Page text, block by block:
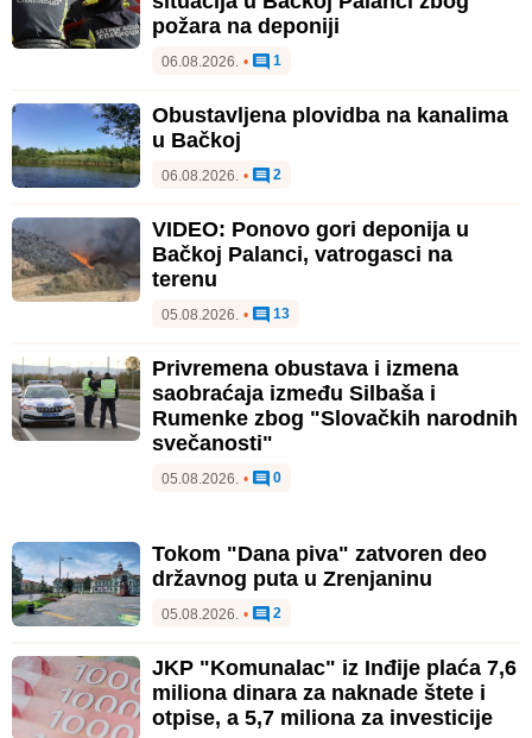
požara na deponiji
06.08.2026. • 1
Obustavljena plovidba na kanalima
u Bačkoj
06.08.2026. • 2
VIDEO: Ponovo gori deponija u
Bačkoj Palanci, vatrogasci na
terenu
05.08.2026. • 13
Privremena obustava i izmena
saobraćaja između Silbaša i
Rumenke zbog "Slovačkih narodnih
svečanosti"
05.08.2026. • 0
Tokom "Dana piva" zatvoren deo
državnog puta u Zrenjaninu
05.08.2026. • 2
JKP "Komunalac" iz Inđije plaća 7,6
miliona dinara za naknade štete i
otpise, a 5,7 miliona za investicije